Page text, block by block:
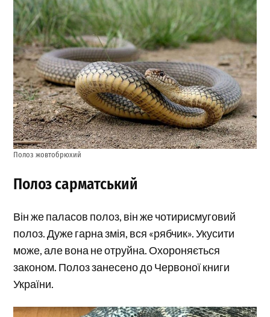
Полоз жовтобрюхий
Полоз сарматський
Він же паласов полоз, він же чотирисмуговий
полоз. Дуже гарна змія, вся «рябчик». Укусити
може, але вона не отруйна. Охороняється
законом. Полоз занесено до Червоної книги
України.